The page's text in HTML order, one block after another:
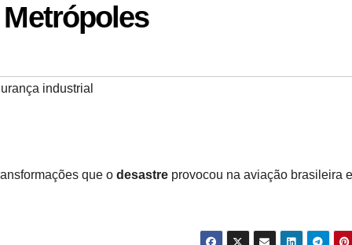
industrial
que o desastre provocou na aviação brasileira